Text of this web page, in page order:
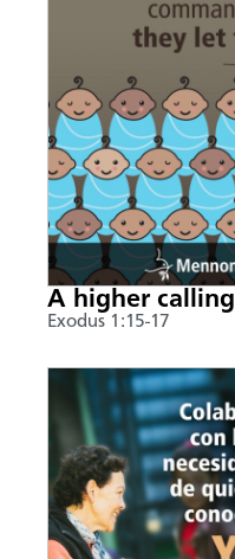
A higher calling
Exodus 1:15-17